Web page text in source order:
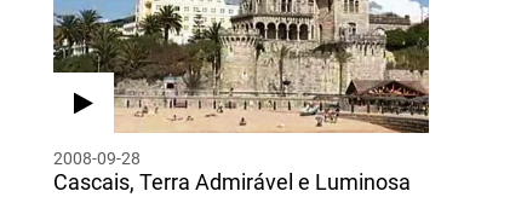
2008-09-28
Cascais, Terra Admirável e Luminosa